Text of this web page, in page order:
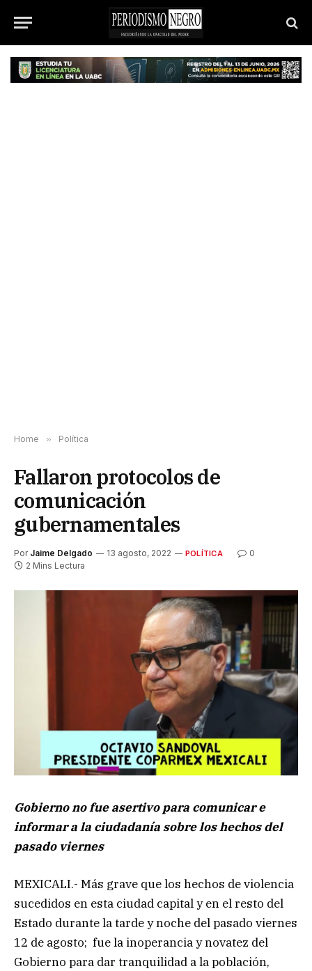
Home » Política
Fallaron protocolos de
comunicación
gubernamentales
Por Jaime Delgado 13 agosto, 2022 POLÍTICA
0
2 Mins Lectura
Gobierno no fue asertivo para comunicar e
informar a la ciudadanía sobre los hechos del
pasado viernes
MEXICALI.- Más grave que los hechos de violencia
sucedidos en esta ciudad capital y en el resto del
Estado durante la tarde y noche del pasado viernes
12 de agosto; fue la inoperancia y novatez del
Gobierno para dar tranquilidad a la población,